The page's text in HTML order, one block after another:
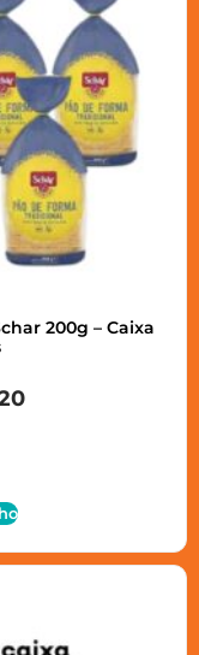
200g – Caixa